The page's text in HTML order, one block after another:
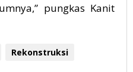
pungkas Kanit
Rekonstruksi